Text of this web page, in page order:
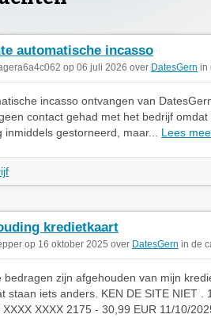
automatische incasso
op 06 juli 2026 over DatesGern in
incasso ontvangen van
contact gehad met het bedrijf
inmiddels gestorneerd, maar... Lees
kredietkaart
op 16 oktober 2025 over DatesGern in de
bedragen zijn afgehouden van mijn
staan iets anders. KEN DE SITE NIET .
XXXX XXXX 2175 - 30,99 EUR 11/10/